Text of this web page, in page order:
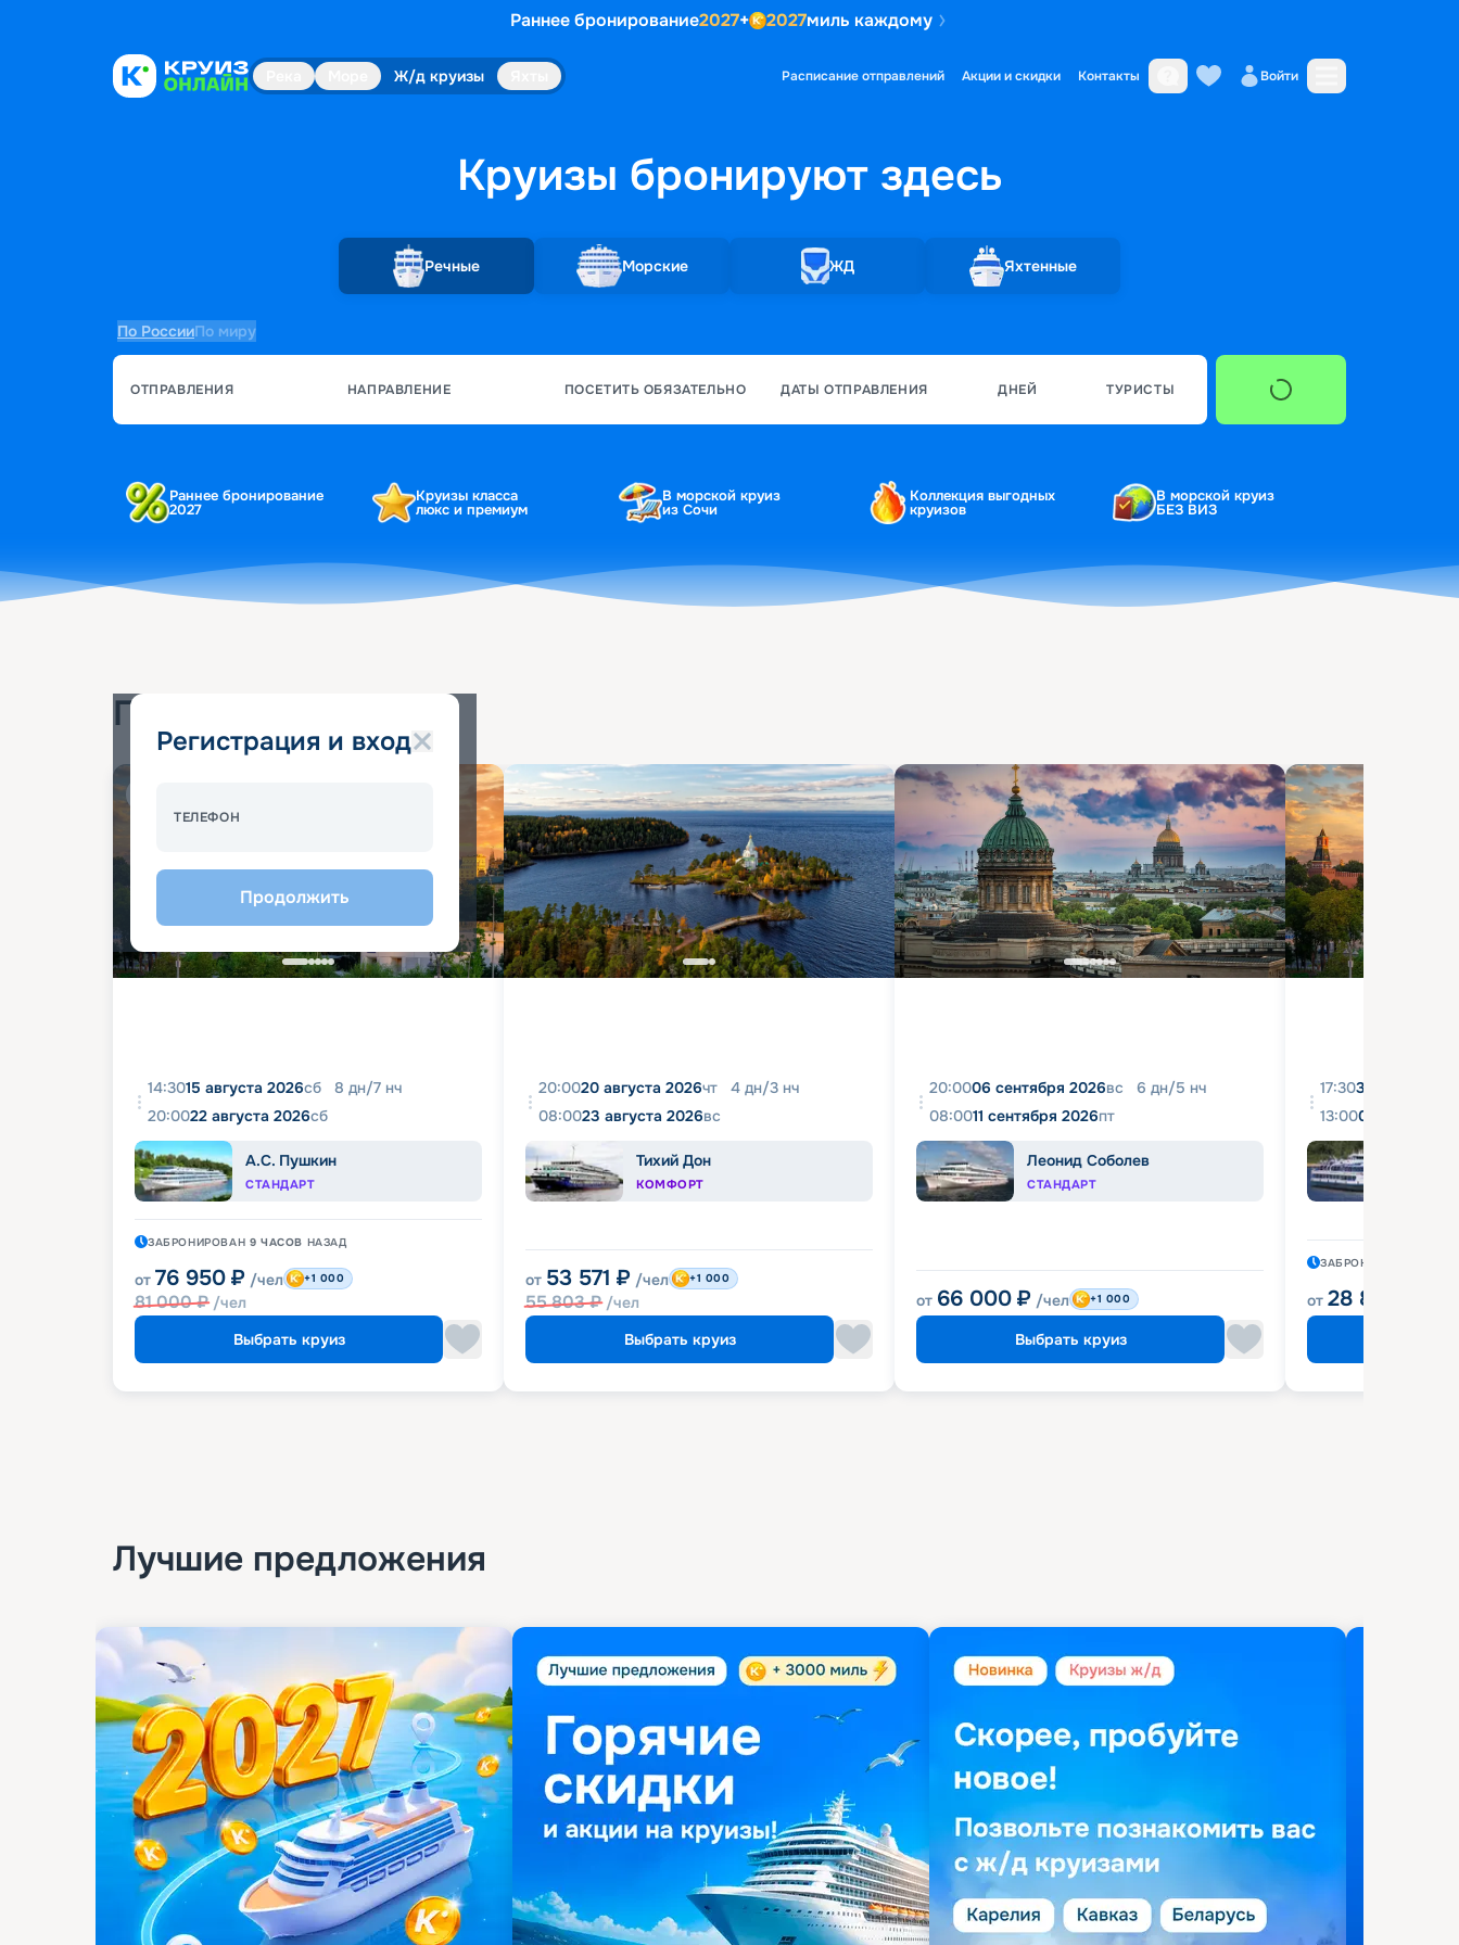
Раннее бронирование2027+ 2027миль каждому
Ж/д круизы Расписание отправлений Акции и скидки Контакты Войти
Круизы бронируютздесь
Речные Морские ЖД Яхтенные
По РоссииПо миру
ОТПРАВЛЕНИЯ НАПРАВЛЕНИЕ ПОСЕТИТЬ ОБЯЗАТЕЛЬНО ДАТЫ ОТПРАВЛЕНИЯ ДНЕЙ ТУРИСТЫ
Раннее бронирование
2027
Круизы класса
люкс и премиум
В морской круиз
из Сочи
Коллекция выгодных
круизов
В морской круиз
БЕЗ ВИЗ
Регистрация и вход
ТЕЛЕФОН
Продолжить
Популярные круизы
14:3015 августа 2026сб 8 дн/7 нч
20:0022 августа 2026сб
А.С. Пушкин
СТАНДАРТ
ЗАБРОНИРОВАН 9 ЧАСОВ НАЗАД
от 76 950 ₽ /чел
81 000₽ /чел
+1 000
Выбрать круиз
20:0020 августа 2026чт 4 дн/3 нч
08:0023 августа 2026вс
Тихий Дон
КОМФОРТ
от 53 571 ₽ /чел
55 803₽ /чел
+1 000
Выбрать круиз
20:0006 сентября 2026вс 6 дн/5 нч
08:0011 сентября 2026пт
Леонид Соболев
СТАНДАРТ
от 66 000 ₽ /чел +1 000
Выбрать круиз
17:3031 августа
13:0004 сентября
ЗАБРОНИРОВАН
от 28 800
Лучшие предложения